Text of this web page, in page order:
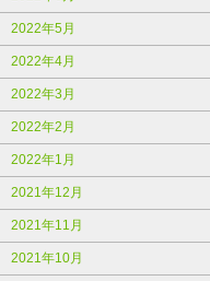
2022年5月
2022年4月
2022年3月
2022年2月
2022年1月
2021年12月
2021年11月
2021年10月